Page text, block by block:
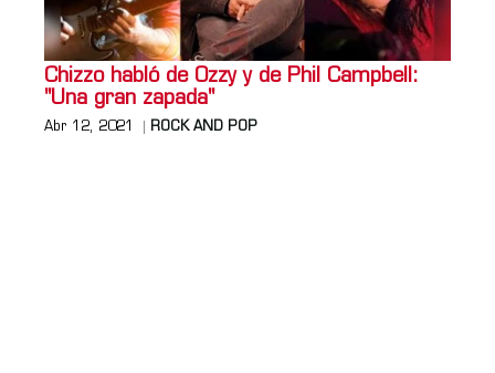
Chizzo habló de Ozzy y de Phil Campbell:
"Una gran zapada"
Abr 12, 2021 ROCK AND POP